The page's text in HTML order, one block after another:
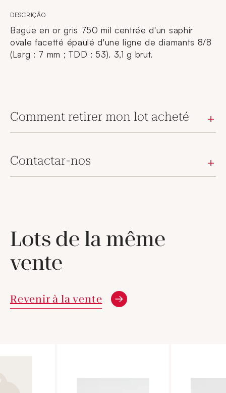
DESCRIÇÃO
Bague en or gris 750 mil centrée d'un saphir
ovale facetté épaulé d'une ligne de diamants 8/8
(Larg : 7 mm ; TDD : 53). 3,1 g brut.
Comment retirer mon lot acheté
Contactar-nos
Lots de la même
vente
Revenir à la vente